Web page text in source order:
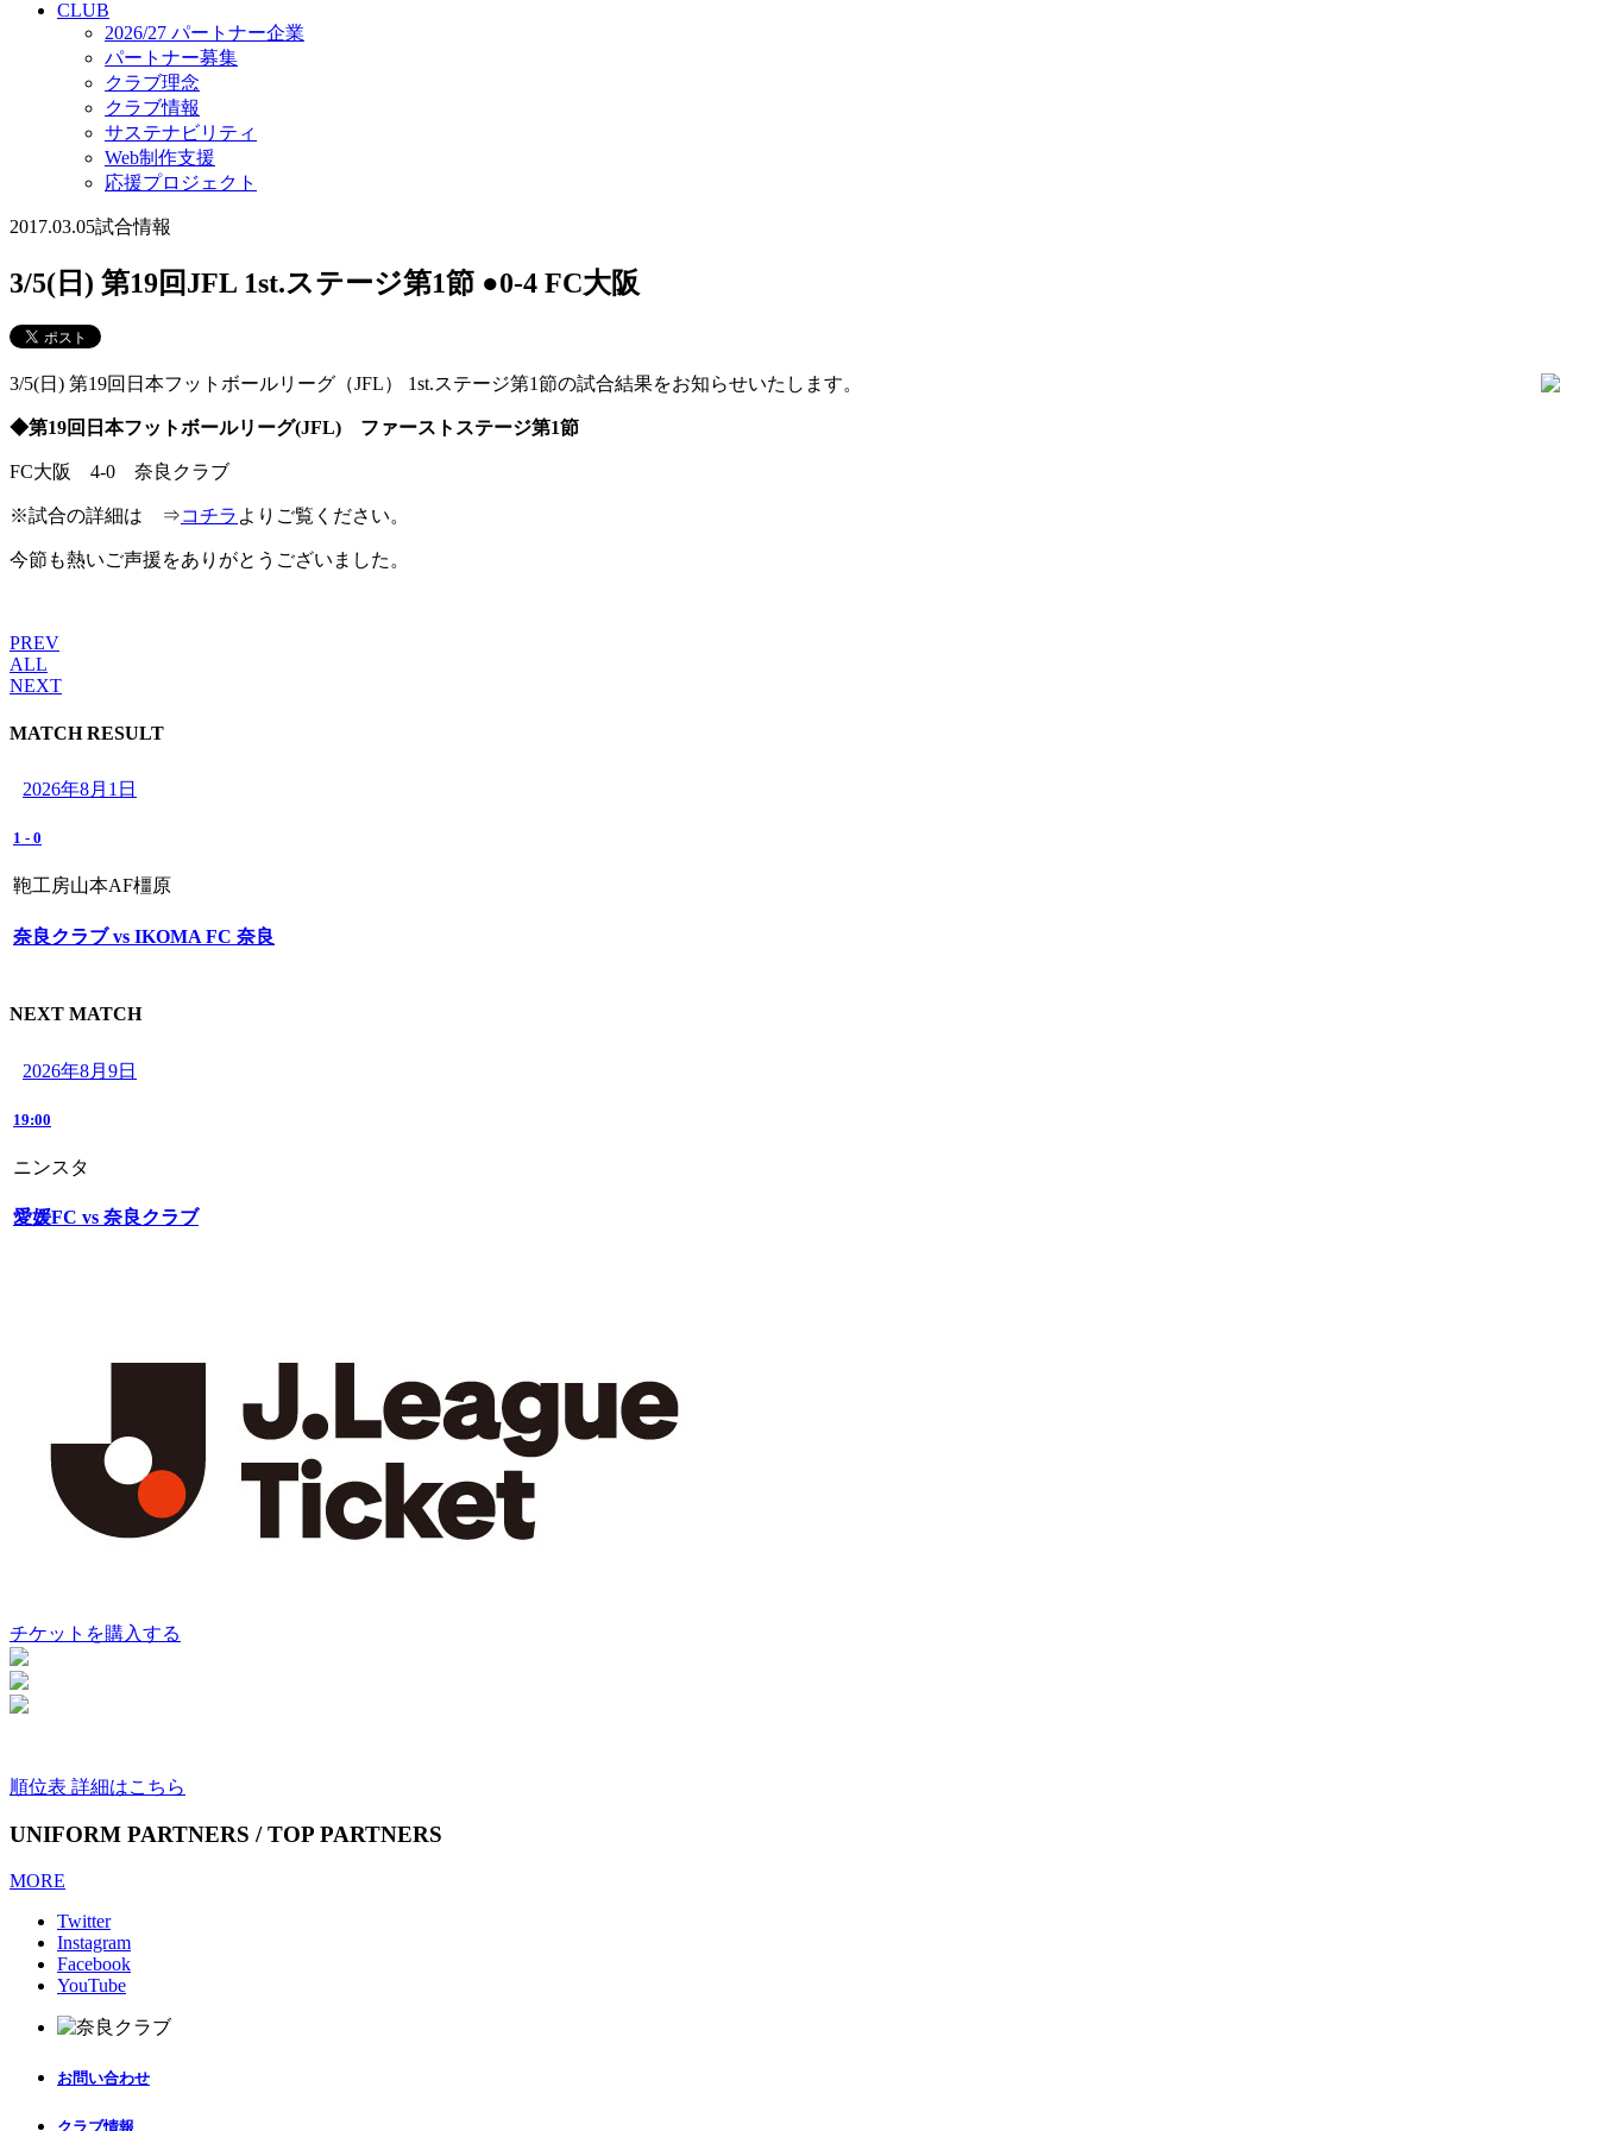
CLUB
2026/27 パートナー企業
パートナー募集
クラブ理念
クラブ情報
サステナビリティ
Web制作支援
応援プロジェクト
2017.03.05試合情報
3/5(日) 第19回JFL 1st.ステージ第1節 ●0-4 FC大阪
3/5(日) 第19回日本フットボールリーグ（JFL） 1st.ステージ第1節の試合結果をお知らせいたします。
◆第19回日本フットボールリーグ(JFL) ファーストステージ第1節
FC大阪 4-0 奈良クラブ
※試合の詳細は ⇒コチラ よりご覧ください。
今節も熱いご声援をありがとうございました。
PREV
ALL
NEXT
MATCH RESULT
2026年8月1日
1 - 0
鞄工房山本AF橿原
奈良クラブ vs IKOMA FC 奈良
NEXT MATCH
2026年8月9日
19:00
ニンスタ
愛媛FC vs 奈良クラブ
チケットを購入する
順位表 詳細はこちら
UNIFORM PARTNERS / TOP PARTNERS
MORE
Twitter
Instagram
Facebook
YouTube
お問い合わせ
クラブ情報